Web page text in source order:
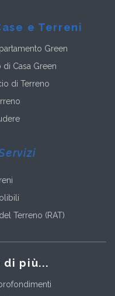
e Terreni
Green
Casa Green
di Terreno
Terreno (RAT)
di più...